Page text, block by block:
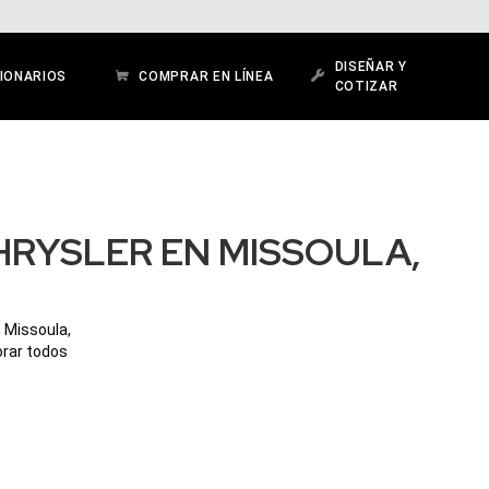
COMPRAR EN LÍNEA
DISEÑAR Y
COTIZAR
EN MISSOULA,
Missoula,
todos